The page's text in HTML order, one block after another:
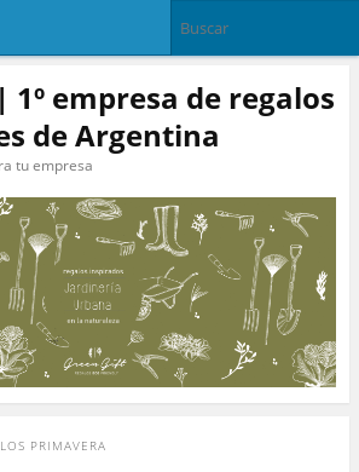
1º empresa de regalos
de Argentina
tu empresa
PRIMAVERA